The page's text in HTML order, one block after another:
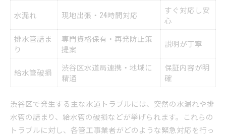
管工事業者選定時の注意点まとめ
信頼できる管工事業者の条件を解説
業者選びで後悔しないためのポイント
渋谷区で安心できる業者の見分け方
信頼できる管工事の見極めポイントは何か
管工事業者の信頼性チェックリスト
東京都指定工事店のメリットと特徴
管工事の保証内容と選び方のコツ
水漏れ 現地出張・24時間対応
すぐ対応し安
心
排水管詰ま
り
専門資格保有・再発防止策
提案
説明が丁寧
給水管破損
渋谷区水道局連携・地域に
精通
保証内容が明
確
渋谷区で発生する主な水道トラブルには、突然の水漏れや排
水管の詰まり、給水管の破損などが挙げられます。これらの
トラブルに対し、各管工事業者がどのような緊急対応を行っ